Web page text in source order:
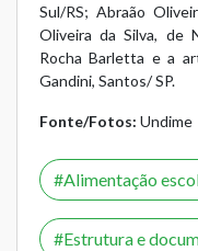
Sul/RS; Abraão
Oliveira da Silva, de
Rocha Barletta e a
Gandini, Santos/ SP.
Fonte/Fotos: Undime
Alimentação
Estrutura e